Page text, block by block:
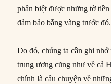
phân biệt được những tờ
đảm bảo bằng vàng trước đó.
Do đó, chúng ta cần ghi nhớ
trung ương cũng như về cả
chính là câu chuyện về